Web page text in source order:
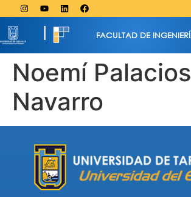
FACULTAD DE
Noemí Palacios
Navarro